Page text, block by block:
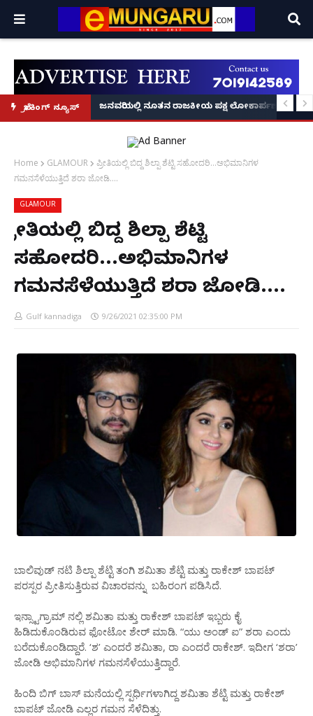
ಬ್ರೇಕಿಂಗ್ ನ್ಯೂಸ್
ಕಥೆ!
8 ಅಡಿಗೂ ಹೆಚ್ಚು ಉದ್ದದ ಕೂದಲು ಬೆಳೆಸಿ ಗಿನ್ನಿಸ್ ವಿಶ್ವ ದಾಖಲೆ ಬರೆದ ಭಾರತದ ರೇಣು
ಜನವರಿಯಲ್ಲಿ ನೂತನ ರಾಜಕೀಯ ಪಕ್ಷ ಲೋಕಾರ್ಪಣೆ – ನಟ
Home GLAMOUR
ಪ್ರೀತಿಯಲ್ಲಿ ಬಿದ್ದ ಶಿಲ್ಪಾ ಶೆಟ್ಟಿ ಸಹೋದರಿ...ಅಭಿಮಾನಿಗಳ
ಗಮನಸೆಳೆಯುತ್ತಿದೆ ಶರಾ ಜೋಡಿ....
GLAMOUR
ಪ್ರೀತಿಯಲ್ಲಿ ಬಿದ್ದ ಶಿಲ್ಪಾ ಶೆಟ್ಟಿ
ಸಹೋದರಿ...ಅಭಿಮಾನಿಗಳ
ಗಮನಸೆಳೆಯುತ್ತಿದೆ ಶರಾ ಜೋಡಿ....
Gulf kannadiga 9/26/2021 02:35:00 PM
ಬಾಲಿವುಡ್ ನಟಿ ಶಿಲ್ಪಾ ಶೆಟ್ಟಿ ತಂಗಿ ಶಮಿತಾ ಶೆಟ್ಟಿ ಮತ್ತು ರಾಕೇಶ್ ಬಾಪಟ್
ಪರಸ್ಪರ ಪ್ರೀತಿಸುತ್ತಿರುವ ವಿಚಾರವನ್ನು ಬಹಿರಂಗ ಪಡಿಸಿದೆ.
ಇನ್ಸ್ಟಾಗ್ರಾಮ್ ನಲ್ಲಿ ಶಮಿತಾ ಮತ್ತು ರಾಕೇಶ್ ಬಾಪಟ್ ಇಬ್ಬರು ಕೈ
ಹಿಡಿದುಕೊಂಡಿರುವ ಫೋಟೋ ಶೇರ್ ಮಾಡಿ. “ಯು ಅಂಡ್ ಐ” ಶರಾ ಎಂದು
ಬರೆದುಕೊಂಡಿದ್ದಾರೆ. ‘ಶ’ ಎಂದರೆ ಶಮಿತಾ, ರಾ ಎಂದರೆ ರಾಕೇಶ್. ಇದೀಗ ‘ಶರಾ’
ಜೋಡಿ ಅಭಿಮಾನಿಗಳ ಗಮನಸೆಳೆಯುತ್ತಿದ್ದಾರೆ.
ಹಿಂದಿ ಬಿಗ್ ಬಾಸ್ ಮನೆಯಲ್ಲಿ ಸ್ಪರ್ಧಿಗಳಾಗಿದ್ದ ಶಮಿತಾ ಶೆಟ್ಟಿ ಮತ್ತು ರಾಕೇಶ್
ಬಾಪಟ್ ಜೋಡಿ ಎಲ್ಲರ ಗಮನ ಸೆಳೆದಿತ್ತು.